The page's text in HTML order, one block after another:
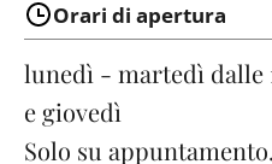
Orari di apertura
lunedì - martedì dalle
e giovedì
Solo su appuntamento.